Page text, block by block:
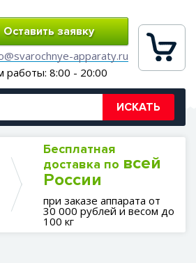
Оставить заявку
apparaty.ru
работы: 8:00 - 20:00
ИСКАТЬ
Бесплатная
доставка по всей
России
при заказе аппарата от
30 000 рублей и весом до
100 кг